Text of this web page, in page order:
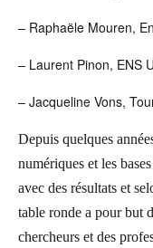
– Raphaële Mouren,
– Laurent Pinon, ENS
– Jacqueline Vons,
Depuis quelques
numériques et les
avec des résultats et
table ronde a pour but
chercheurs et des